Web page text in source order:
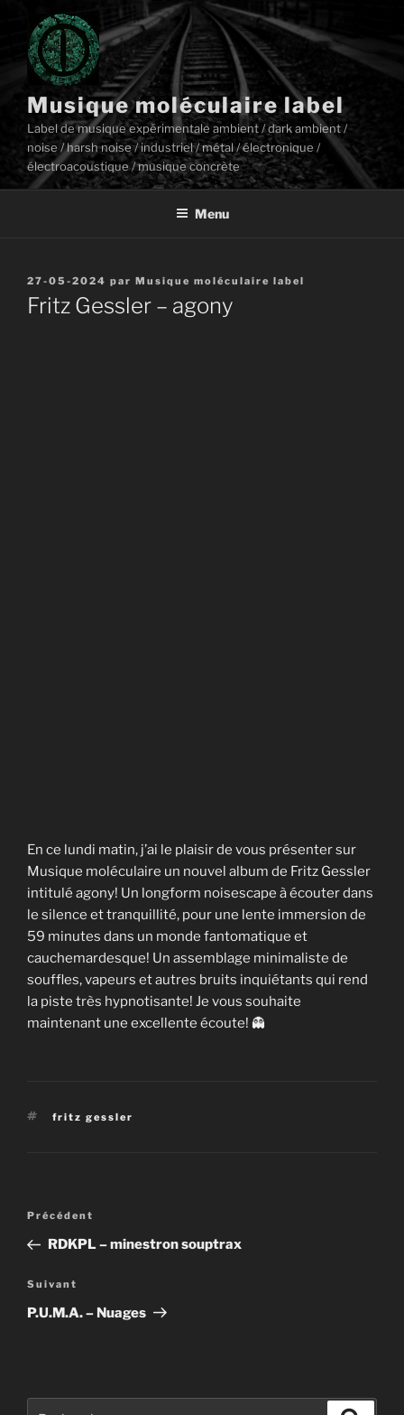
contenu
principal
Musique moléculaire label
Label de musique expérimentale ambient / dark ambient /
noise / harsh noise / industriel / métal / électronique /
électroacoustique / musique concrète
Menu
Publié
le
27-05-2024 par Musique moléculaire label
Fritz Gessler – agony
En ce lundi matin, j’ai le plaisir de vous présenter sur
Musique moléculaire un nouvel album de Fritz Gessler
intitulé agony! Un longform noisescape à écouter dans
le silence et tranquillité, pour une lente immersion de
59 minutes dans un monde fantomatique et
cauchemardesque! Un assemblage minimaliste de
souffles, vapeurs et autres bruits inquiétants qui rend
la piste très hypnotisante! Je vous souhaite
maintenant une excellente écoute! 👻
Étiquettes
fritz gessler
l’article
Article
précédent
Précédent
RDKPL – minestron souptrax
Article
suivant
Suivant
P.U.M.A. – Nuages